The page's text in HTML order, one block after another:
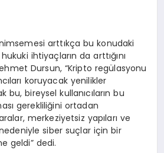
arttıkça bu konudaki
ihtiyaçların da arttığını
Dursun, “Kripto regülasyonu
koruyacak yenilikler
bu, bireysel kullanıcıların bu
gerekliliğini ortadan
merkeziyetsiz yapıları ve
siber suçlar için bir
geldi” dedi.